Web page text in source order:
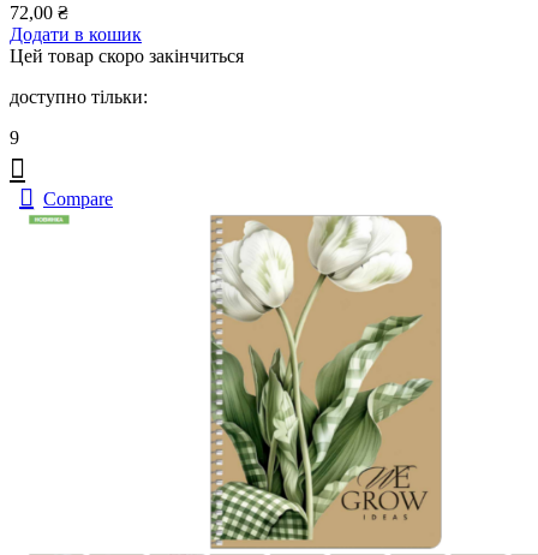
72,00 ₴
Додати в кошик
Цей товар скоро закінчиться
доступно тільки:
9
Compare